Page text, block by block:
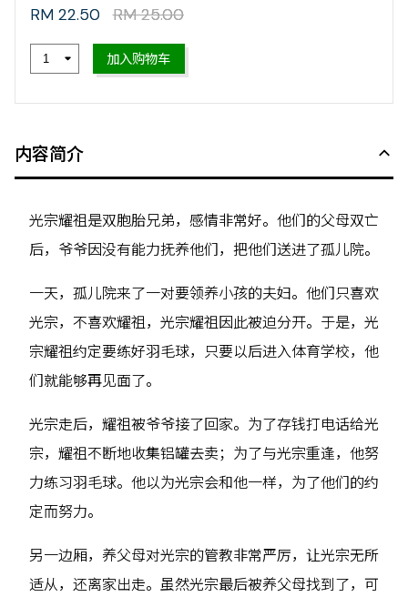
RM 22.50 RM 25.00
加入购物车
内容简介
光宗耀祖是双胞胎兄弟，感情非常好。他们的父母双亡
后，爷爷因没有能力抚养他们，把他们送进了孤儿院。
一天，孤儿院来了一对要领养小孩的夫妇。他们只喜欢
光宗，不喜欢耀祖，光宗耀祖因此被迫分开。于是，光
宗耀祖约定要练好羽毛球，只要以后进入体育学校，他
们就能够再见面了。
光宗走后，耀祖被爷爷接了回家。为了存钱打电话给光
宗，耀祖不断地收集铝罐去卖；为了与光宗重逢，他努
力练习羽毛球。他以为光宗会和他一样，为了他们的约
定而努力。
另一边厢，养父母对光宗的管教非常严厉，让光宗无所
适从，还离家出走。虽然光宗最后被养父母找到了，可